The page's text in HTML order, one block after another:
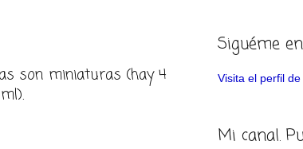
son miniaturas (hay 4
Siguéme
Visita el perfil
Mi canal.